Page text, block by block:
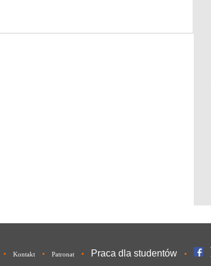
• Kontakt • Patronat • Praca dla studentów •